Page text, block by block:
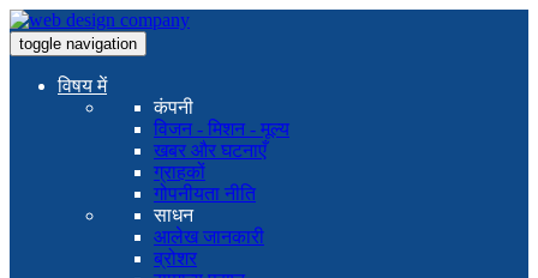
toggle navigation
विषय में
कंपनी
विजन - मिशन - मूल्य
खबर और घटनाएँ
ग्राहकों
गोपनीयता नीति
साधन
आलेख जानकारी
ब्रोशर